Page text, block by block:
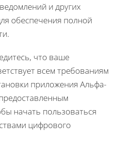
и других
обеспечения полной
что ваше
всем требованиям
приложения Альфа-
начать пользоваться
цифрового